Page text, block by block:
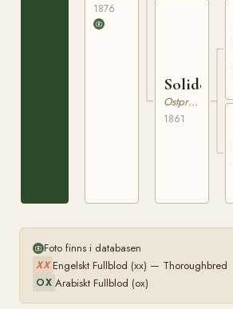
1876
Solide
Ostpreussare
1861
Foto finns i databasen
XX Engelskt Fullblod (xx) — Thoroughbred
OX Arabiskt Fullblod (ox)